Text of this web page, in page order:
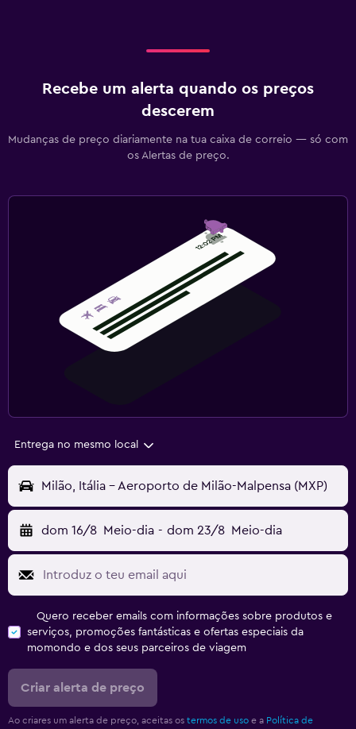
Recebe um alerta quando os preços
descerem
Mudanças de preço diariamente na tua caixa de correio — só com
os Alertas de preço.
Entrega no mesmo local
Milão, Itália - Aeroporto de Milão-Malpensa (MXP)
dom 16/8 Meio-dia - dom 23/8 Meio-dia
Quero receber emails com informações sobre produtos e
serviços, promoções fantásticas e ofertas especiais da
momondo e dos seus parceiros de viagem
Criar alerta de preço
Ao criares um alerta de preço, aceitas os termos de uso e a Política de